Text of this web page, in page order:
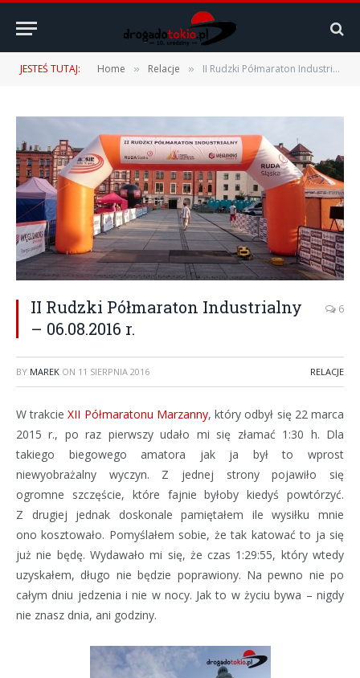
JESTEŚ TUTAJ: Home » Relacje » II Rudzki Półmaraton Industrialny – 06.08.2016 r.
II Rudzki Półmaraton Industrialny
– 06.08.2016 r.
6
BY MAREK ON 11 SIERPNIA 2016 RELACJE
W trakcieXII Półmaratonu Marzanny, który odbył się 22 marca
2015 r., po raz pierwszy udało mi się złamać 1:30 h. Dla
takiego biegowego amatora jak ja był to wprost
niewyobrażalny wyczyn. Z jednej strony pojawiło się
ogromne szczęście, które fajnie byłoby kiedyś powtórzyć.
Z drugiej jednak doskonale pamiętałem ile wysiłku mnie
ono kosztowało. Pomyślałem sobie, że tak katować to ja się
już nie będę. Wydawało mi się, że czas 1:29:55, który wtedy
uzyskałem, długo nie będzie poprawiony. Na pewno nie po
całym dniu jedzenia i nie w nocy. Jak to w życiu bywa – nigdy
nie znasz dnia, ani godziny.